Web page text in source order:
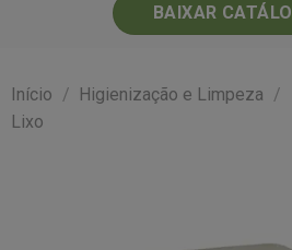
BAIXAR
Início / Higienização e Limpeza /
Lixo